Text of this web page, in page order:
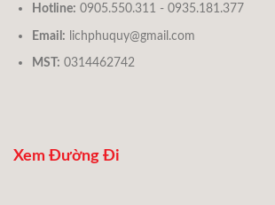
Hotline: 0905.550.311 - 0935.181.377
Email: lichphuquy@gmail.com
MST: 0314462742
Xem Đường Đi